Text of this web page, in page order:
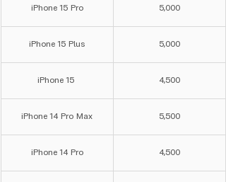
iPhone 15 Pro 5,000
iPhone 15 Plus 5,000
iPhone 15 4,500
iPhone 14 Pro Max 5,500
iPhone 14 Pro 4,500